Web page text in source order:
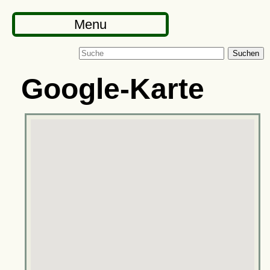
Menu
Suchen
Google-Karte